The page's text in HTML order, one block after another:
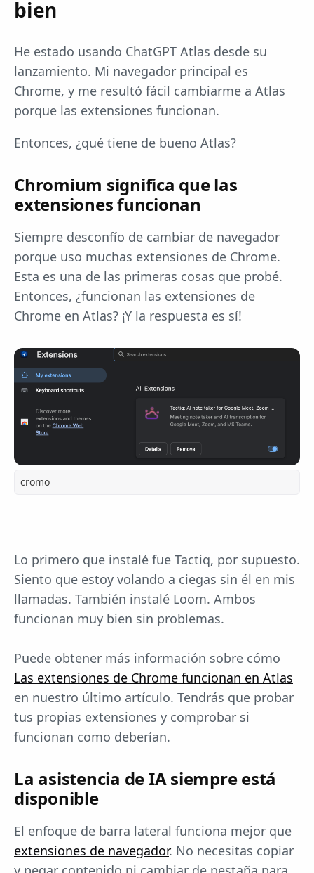
bien
He estado usando ChatGPT Atlas desde su
lanzamiento. Mi navegador principal es
Chrome, y me resultó fácil cambiarme a Atlas
porque las extensiones funcionan.
Entonces, ¿qué tiene de bueno Atlas?
Chromium significa que las
extensiones funcionan
Siempre desconfío de cambiar de navegador
porque uso muchas extensiones de Chrome.
Esta es una de las primeras cosas que probé.
Entonces, ¿funcionan las extensiones de
Chrome en Atlas? ¡Y la respuesta es sí!
cromo
Lo primero que instalé fue Tactiq, por supuesto.
Siento que estoy volando a ciegas sin él en mis
llamadas. También instalé Loom. Ambos
funcionan muy bien sin problemas.
Puede obtener más información sobre cómo
Las extensiones de Chrome funcionan en Atlas
en nuestro último artículo. Tendrás que probar
tus propias extensiones y comprobar si
funcionan como deberían.
La asistencia de IA siempre está
disponible
El enfoque de barra lateral funciona mejor que
extensiones de navegador. No necesitas copiar